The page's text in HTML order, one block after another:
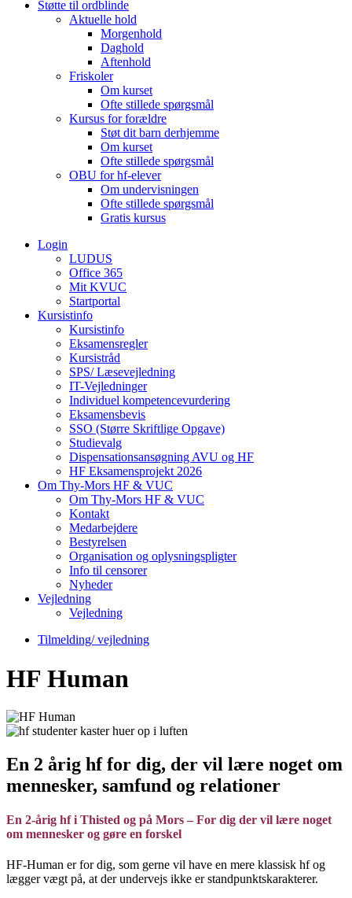
Støtte til ordblinde
Aktuelle hold
Morgenhold
Daghold
Aftenhold
Friskoler
Om kurset
Ofte stillede spørgsmål
Kursus for forældre
Støt dit barn derhjemme
Om kurset
Ofte stillede spørgsmål
OBU for hf-elever
Om undervisningen
Ofte stillede spørgsmål
Gratis kursus
Login
LUDUS
Office 365
Mit KVUC
Startportal
Kursistinfo
Kursistinfo
Eksamensregler
Kursistråd
SPS/ Læsevejledning
IT-Vejledninger
Individuel kompetencevurdering
Eksamensbevis
SSO (Større Skriftlige Opgave)
Studievalg
Dispensationsansøgning AVU og HF
HF Eksamensprojekt 2026
Om Thy-Mors HF & VUC
Om Thy-Mors HF & VUC
Kontakt
Medarbejdere
Bestyrelsen
Organisation og oplysningspligter
Info til censorer
Nyheder
Vejledning
Vejledning
Tilmelding/ vejledning
HF Human
En 2 årig hf for dig, der vil lære noget om
mennesker, samfund og relationer
En 2-årig hf i Thisted og på Mors – For dig der vil lære noget
om mennesker og gøre en forskel
HF-Human er for dig, som gerne vil have en mere klassisk hf og
lægger vægt på, at der undervejs ikke er standpunktskarakterer.